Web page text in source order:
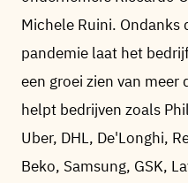
Michele Ruini. Ondanks
pandemie laat het
een groei zien van
helpt bedrijven zoals
Uber, DHL, De'Longhi,
Beko, Samsung, GSK,